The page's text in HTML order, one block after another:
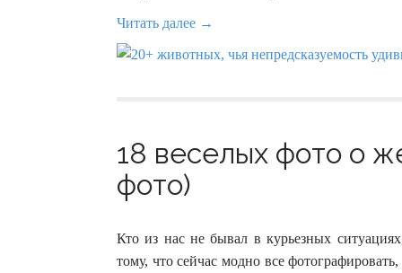
Читать далее →
18 веселых фото о
фото)
Кто из нас не бывал в курьезных
тому, что сейчас модно все